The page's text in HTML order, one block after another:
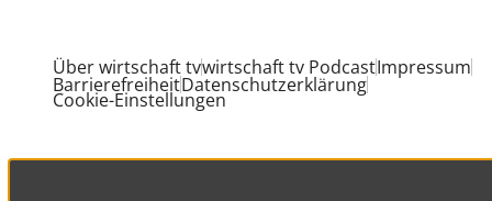
Über wirtschaft tvwirtschaft tv PodcastImpressum
BarrierefreiheitDatenschutzerklärung
Cookie-Einstellungen